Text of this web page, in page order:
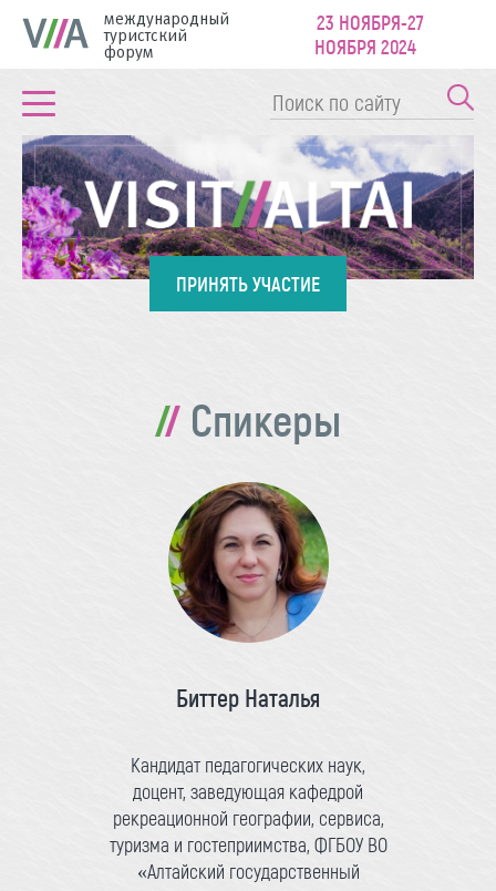
международный
туристский
форум
23 НОЯБРЯ-27
НОЯБРЯ 2024
ПРИНЯТЬ УЧАСТИЕ
Спикеры
Биттер Наталья
Кандидат педагогических наук,
доцент, заведующая кафедрой
рекреационной географии, сервиса,
туризма и гостеприимства, ФГБОУ ВО
«Алтайский государственный